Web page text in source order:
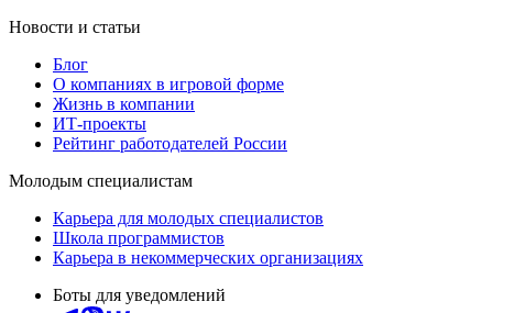
Новости и статьи
Блог
О компаниях в игровой форме
Жизнь в компании
ИТ-проекты
Рейтинг работодателей России
Молодым специалистам
Карьера для молодых специалистов
Школа программистов
Карьера в некоммерческих организациях
Боты для уведомлений